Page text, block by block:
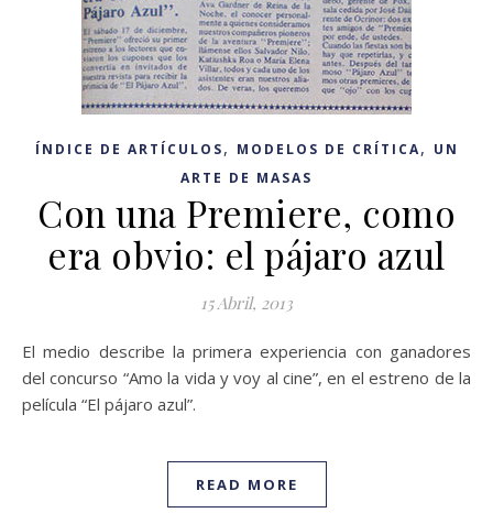
ÍNDICE DE ARTÍCULOS, MODELOS DE CRÍTICA, UN
ARTE DE MASAS
Con una Premiere, como
era obvio: el pájaro azul
15 Abril, 2013
El medio describe la primera experiencia con ganadores
del concurso “Amo la vida y voy al cine”, en el estreno de la
película “El pájaro azul”.
READ MORE